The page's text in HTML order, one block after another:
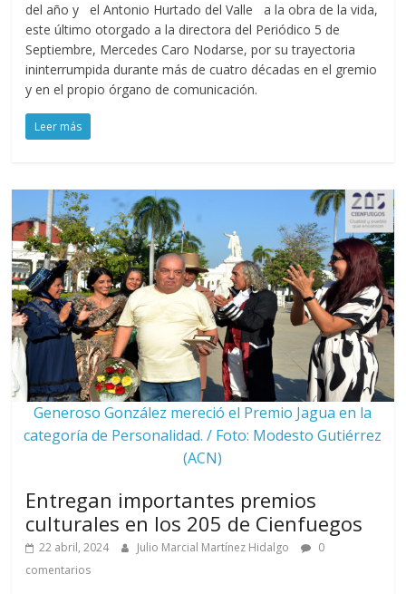
del año y el Antonio Hurtado del Valle a la obra de la vida,
este último otorgado a la directora del Periódico 5 de
Septiembre, Mercedes Caro Nodarse, por su trayectoria
ininterrumpida durante más de cuatro décadas en el gremio
y en el propio órgano de comunicación.
Leer más
Generoso González mereció el Premio Jagua en la
categoría de Personalidad. / Foto: Modesto Gutiérrez
(ACN)
Entregan importantes premios
culturales en los 205 de Cienfuegos
22 abril, 2024 Julio Marcial Martínez Hidalgo
0
comentarios